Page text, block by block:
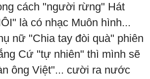
cách "người rừng" Hát
là có nhạc Muôn hình...
nữ "Chia tay đòi quà" phiên
Cứ "tự nhiên" thì mình sẽ
ông Việt"... cười ra nước